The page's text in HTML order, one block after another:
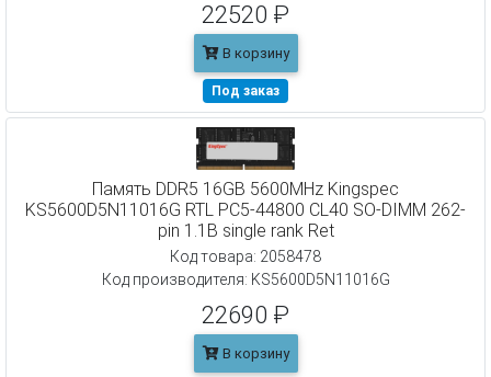
22520 ₽
В корзину
Под заказ
Память DDR5 16GB 5600MHz Kingspec
KS5600D5N11016G RTL PC5-44800 CL40 SO-DIMM 262-
pin 1.1В single rank Ret
Код товара: 2058478
Код производителя: KS5600D5N11016G
22690 ₽
В корзину